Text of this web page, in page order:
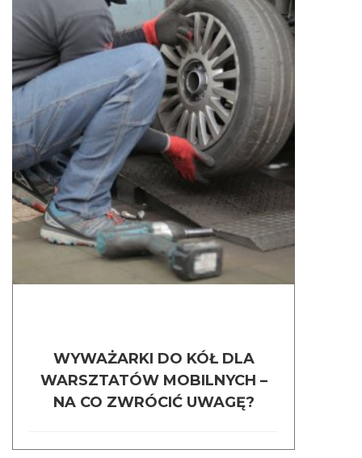
WYWAŻARKI DO KÓŁ DLA
WARSZTATÓW MOBILNYCH –
NA CO ZWRÓCIĆ UWAGĘ?